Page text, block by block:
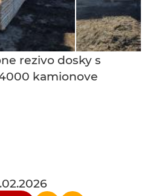
rezivo dosky s
kamionove